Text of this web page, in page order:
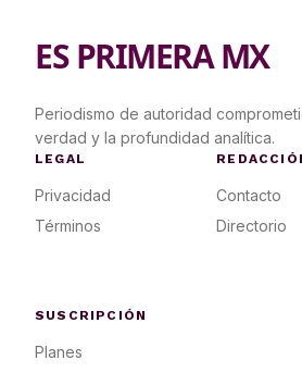
ES PRIMERA MX
Periodismo de autoridad
verdad y la profundidad analítica.
LEGAL
Privacidad
Términos
Contacto
Directorio
SUSCRIPCIÓN
Planes